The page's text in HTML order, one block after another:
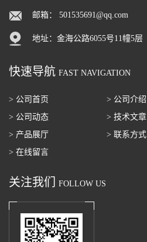
邮箱： 501535691@qq.com
地址：金海公路6055号11幢5层
快速导航 FAST NAVIGATION
> 公司首页
> 公司介绍
> 公司动态
> 技术文章
> 产品展厅
> 联系方式
> 在线留言
关注我们 FOLLOW US